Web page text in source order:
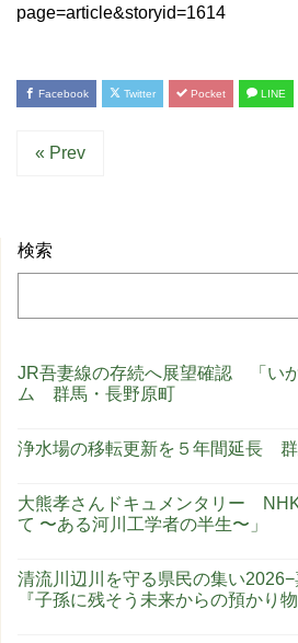
page=article&storyid=1614
Facebook Twitter Pocket LINE
« Prev
検索
JR吾妻線の存続へ展望確認 「い
ム 群馬・長野原町
浄水場の移転更新を５年間延長
大熊孝さんドキュメンタリー
て 〜ある河川工学者の半生〜」
清流川辺川を守る県民の集い
『子孫に残そう未来からの預かり